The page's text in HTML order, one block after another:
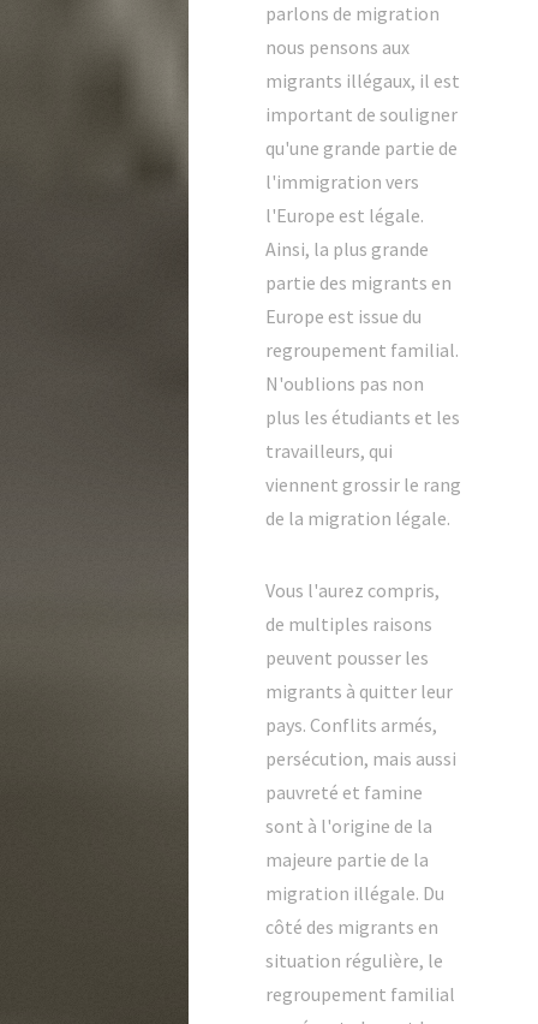
parlons de migration
nous pensons aux
migrants illégaux, il est
important de souligner
qu'une grande partie de
l'immigration vers
l'Europe est légale.
Ainsi, la plus grande
partie des migrants en
Europe est issue du
regroupement familial.
N'oublions pas non
plus les étudiants et les
travailleurs, qui
viennent grossir le rang
de la migration légale.
Vous l'aurez compris,
de multiples raisons
peuvent pousser les
migrants à quitter leur
pays. Conflits armés,
persécution, mais aussi
pauvreté et famine
sont à l'origine de la
majeure partie de la
migration illégale. Du
côté des migrants en
situation régulière, le
regroupement familial